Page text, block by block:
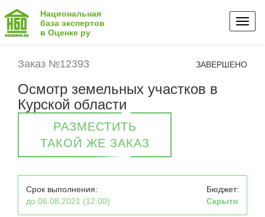
Национальная
база экспертов
в Оценке ру
Заказ №12393 ЗАВЕРШЕНО
Осмотр земельных участков в
Курской области
РАЗМЕСТИТЬ
ТАКОЙ ЖЕ ЗАКАЗ
Срок выполнения:
до 06.08.2021 (12:00)
Бюджет:
Скрыто